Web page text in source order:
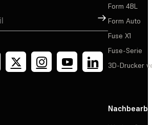
Registrieren
Form 4BL
Form Auto
Fuse X1
Fuse-Serie
3D-Drucker